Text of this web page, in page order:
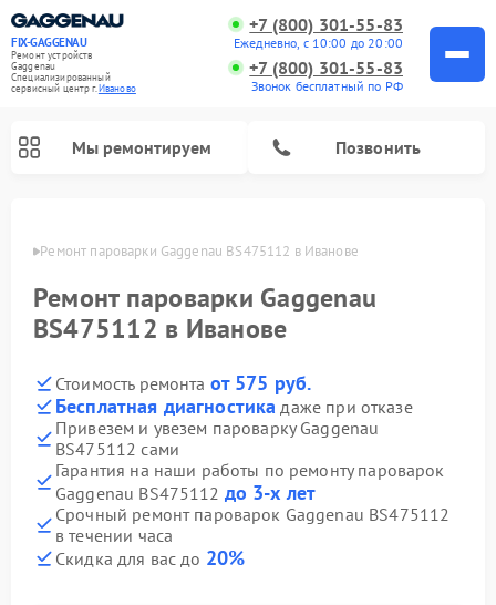
FIX-GAGGENAU
Ремонт устройств
Gaggenau
Специализированный
cервисный центр г.Иваново
+7 (800) 301-55-83
Ежедневно, с 10:00 до 20:00
+7 (800) 301-55-83
Звонок бесплатный по РФ
Мы ремонтируем Позвонить
Ремонт пароварки Gaggenau BS475112 в Иванове
Ремонт пароварки Gaggenau
BS475112 в Иванове
Стоимость ремонта от 575 руб.
Бесплатная диагностика даже при отказе
Привезем и увезем пароварку Gaggenau
BS475112 сами
Гарантия на наши работы по ремонту пароварок
Gaggenau BS475112 до 3-х лет
Срочный ремонт пароварок Gaggenau BS475112
в течении часа
Скидка для вас до 20%